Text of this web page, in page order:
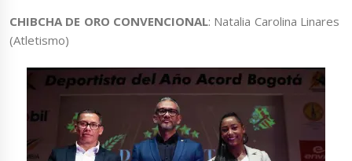
CHIBCHA DE ORO CONVENCIONAL: Natalia Carolina Linares
(Atletismo)